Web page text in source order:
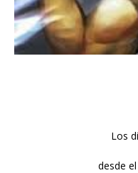
Los
desde